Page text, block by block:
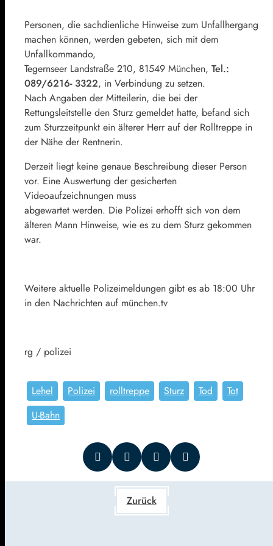
Personen, die sachdienliche Hinweise zum Unfallhergang
machen können, werden gebeten, sich mit dem
Unfallkommando,
Tegernseer Landstraße 210, 81549 München, Tel.:
089/6216- 3322, in Verbindung zu setzen.
Nach Angaben der Mitteilerin, die bei der
Rettungsleitstelle den Sturz gemeldet hatte, befand sich
zum Sturzzeitpunkt ein älterer Herr auf der Rolltreppe in
der Nähe der Rentnerin.
Derzeit liegt keine genaue Beschreibung dieser Person
vor. Eine Auswertung der gesicherten
Videoaufzeichnungen muss
abgewartet werden. Die Polizei erhofft sich von dem
älteren Mann Hinweise, wie es zu dem Sturz gekommen
war.
Weitere aktuelle Polizeimeldungen gibt es ab 18:00 Uhr
in den Nachrichten auf münchen.tv
rg / polizei
Lehel Polizei rolltreppe Sturz Tod
Tot
U-Bahn
Zurück